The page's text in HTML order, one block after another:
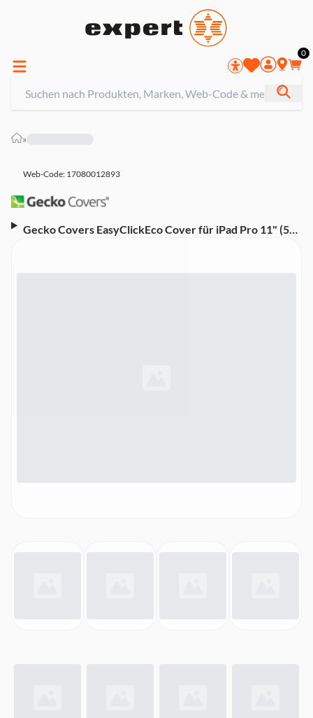
0
»
Web-Code: 17080012893
Gecko Covers EasyClickEco Cover für iPad Pro 11" (5